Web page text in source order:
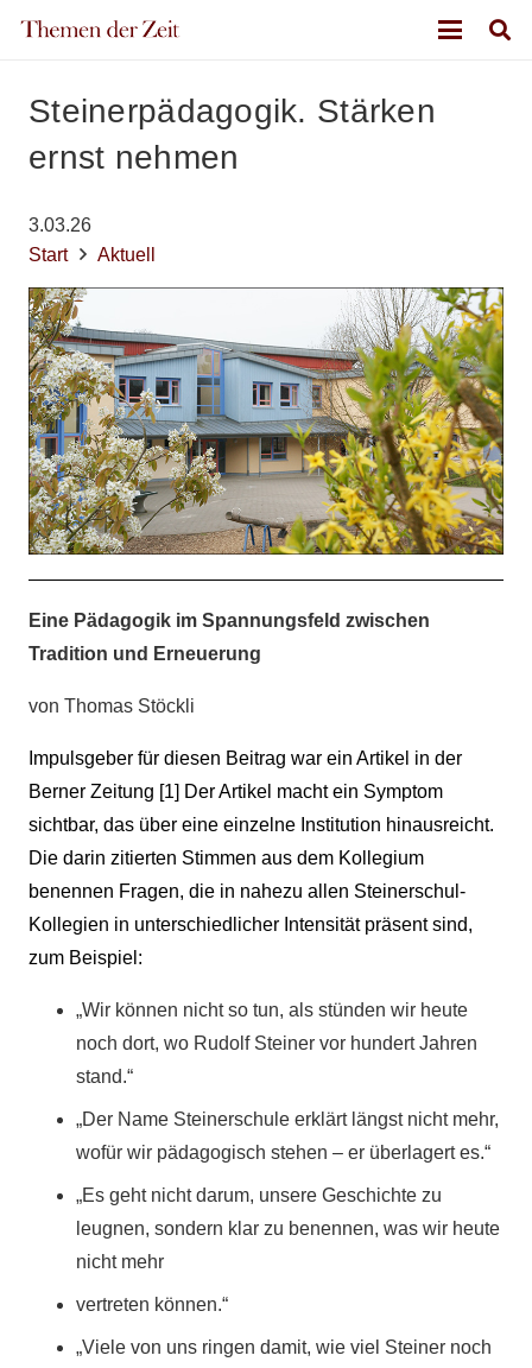
Steinerpädagogik. Stärken
ernst nehmen
3.03.26
Start
Aktuell
Eine Pädagogik im Spannungsfeld zwischen
Tradition und Erneuerung
von Thomas Stöckli
Impulsgeber für diesen Beitrag war ein Artikel in der
Berner Zeitung [1] Der Artikel macht ein Symptom
sichtbar, das über eine einzelne Institution hinausreicht.
Die darin zitierten Stimmen aus dem Kollegium
benennen Fragen, die in nahezu allen Steinerschul-
Kollegien in unterschiedlicher Intensität präsent sind,
zum Beispiel:
„Wir können nicht so tun, als stünden wir heute
noch dort, wo Rudolf Steiner vor hundert Jahren
stand.“
„Der Name Steinerschule erklärt längst nicht mehr,
wofür wir pädagogisch stehen – er überlagert es.“
„Es geht nicht darum, unsere Geschichte zu
leugnen, sondern klar zu benennen, was wir heute
nicht mehr
vertreten können.“
„Viele von uns ringen damit, wie viel Steiner noch